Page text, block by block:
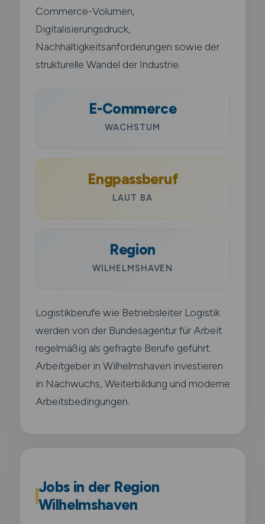
Commerce-Volumen,
Digitalisierungsdruck,
Nachhaltigkeitsanforderungen sowie der
strukturelle Wandel der Industrie.
E-Commerce
WACHSTUM
Engpassberuf
LAUT BA
Region
WILHELMSHAVEN
Logistikberufe wie Betriebsleiter Logistik
werden von der Bundesagentur für Arbeit
regelmäßig als gefragte Berufe geführt.
Arbeitgeber in Wilhelmshaven investieren
in Nachwuchs, Weiterbildung und moderne
Arbeitsbedingungen.
Jobs in der Region
Wilhelmshaven